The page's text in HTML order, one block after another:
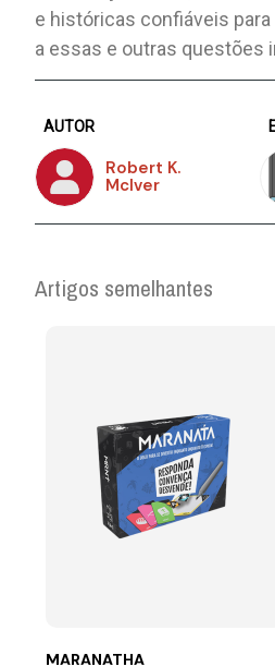
e históricas confiáveis
a essas e outras questões
AUTOR
Robert K.
Mclver
Artigos semelhantes
MARANATHA